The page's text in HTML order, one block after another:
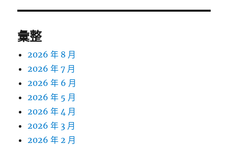
彙整
2026 年 8 月
2026 年 7 月
2026 年 6 月
2026 年 5 月
2026 年 4 月
2026 年 3 月
2026 年 2 月